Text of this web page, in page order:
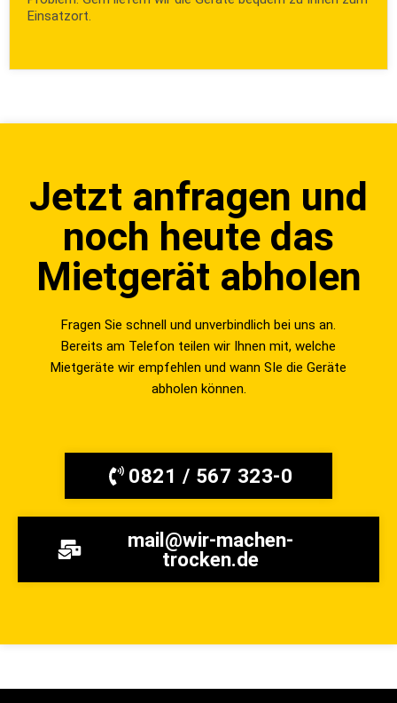
Einsatzort.
Jetzt anfragen und
noch heute das
Mietgerät abholen
Fragen Sie schnell und unverbindlich bei uns an.
Bereits am Telefon teilen wir Ihnen mit, welche
Mietgeräte wir empfehlen und wann SIe die Geräte
abholen können.
0821 / 567 323-0
mail@wir-machen-
trocken.de